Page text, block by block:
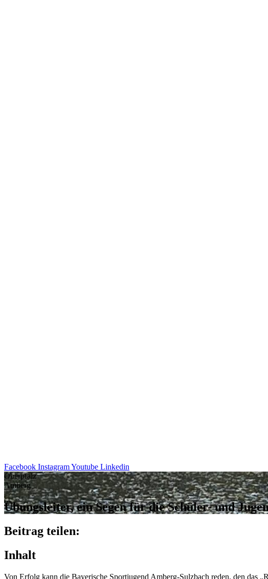
Facebook InstagramYoutube Linkedin
Oberpfalz
Amberg
Übungs­lei­ter, ein Segen für die Schü­ler- und
Beitrag teilen:
Inhalt
Von Erfolg kann die Baye­ri­sche Sport­ju­gend Amberg-Sulz­bach reden, den das